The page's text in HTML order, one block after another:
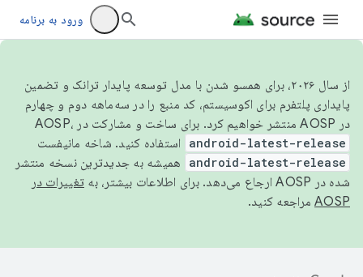
ورود به برنامه
از سال ۲۰۲۶، برای همسو شدن با مدل توسعه پایدار ترانک و تضمین
پایداری پلتفرم برای اکوسیستم، کد منبع را در سه‌ماهه دوم و چهارم
در AOSP منتشر خواهیم کرد. برای ساخت و مشارکت در AOSP،
android-latest-release استفاده کنید. شاخه مانیفست
android-latest-release
همیشه به جدیدترین نسخه منتشر
شده در AOSP ارجاع می‌دهد. برای اطلاعات بیشتر، به
تغییرات در
AOSP مراجعه کنید.